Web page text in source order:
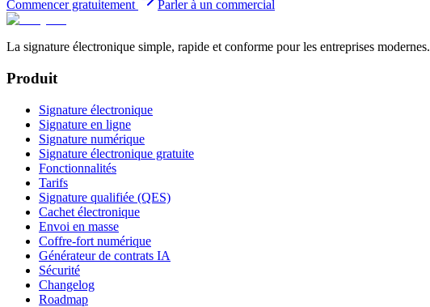
Commencer gratuitement Parler à un commercial
La signature électronique simple, rapide et conforme pour les entreprises modernes.
Produit
Signature électronique
Signature en ligne
Signature numérique
Signature électronique gratuite
Fonctionnalités
Tarifs
Signature qualifiée (QES)
Cachet électronique
Envoi en masse
Coffre-fort numérique
Générateur de contrats IA
Sécurité
Changelog
Roadmap